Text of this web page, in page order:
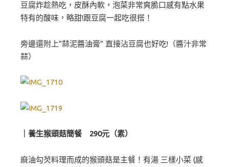
豆腐炸趁熱吃，皮酥內軟，泡菜非常爽脆口感有點水果
特有的酸味，略甜!跟豆腐一起吃很搭！
旁邊還附上”蒜泥醬油膏” 直接沾豆腐也好吃!（醬汁非常
蒜）
｜養生猴頭菇簡餐 290元（素）
麻油勾芡料理而成的猴頭菇是主餐！有湯 三樣小菜 (感